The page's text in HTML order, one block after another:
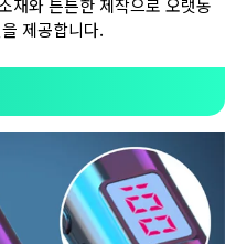
재와 튼튼한 제작으로 오랫동
제공합니다.